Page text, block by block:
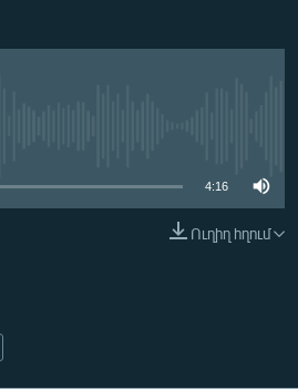
4:16
Ուղիղ հղում